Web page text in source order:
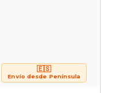
🇪🇸
Envío desde Península